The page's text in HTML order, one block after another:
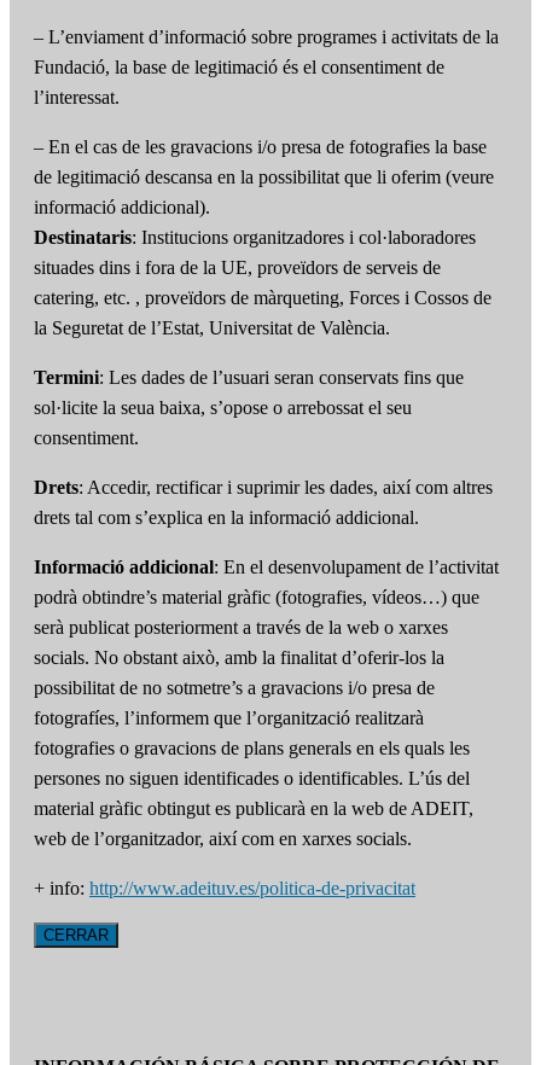
– L’enviament d’informació sobre programes i activitats de la
Fundació, la base de legitimació és el consentiment de
l’interessat.
– En el cas de les gravacions i/o presa de fotografies la base
de legitimació descansa en la possibilitat que li oferim (veure
informació addicional).
Destinataris: Institucions organitzadores i col·laboradores
situades dins i fora de la UE, proveïdors de serveis de
catering, etc. , proveïdors de màrqueting, Forces i Cossos de
la Seguretat de l’Estat, Universitat de València.
Termini: Les dades de l’usuari seran conservats fins que
sol·licite la seua baixa, s’opose o arrebossat el seu
consentiment.
Drets: Accedir, rectificar i suprimir les dades, així com altres
drets tal com s’explica en la informació addicional.
Informació addicional: En el desenvolupament de l’activitat
podrà obtindre’s material gràfic (fotografies, vídeos…) que
serà publicat posteriorment a través de la web o xarxes
socials. No obstant això, amb la finalitat d’oferir-los la
possibilitat de no sotmetre’s a gravacions i/o presa de
fotografíes, l’informem que l’organització realitzarà
fotografies o gravacions de plans generals en els quals les
persones no siguen identificades o identificables. L’ús del
material gràfic obtingut es publicarà en la web de ADEIT,
web de l’organitzador, així com en xarxes socials.
+ info: http://www.adeituv.es/politica-de-privacitat
CERRAR